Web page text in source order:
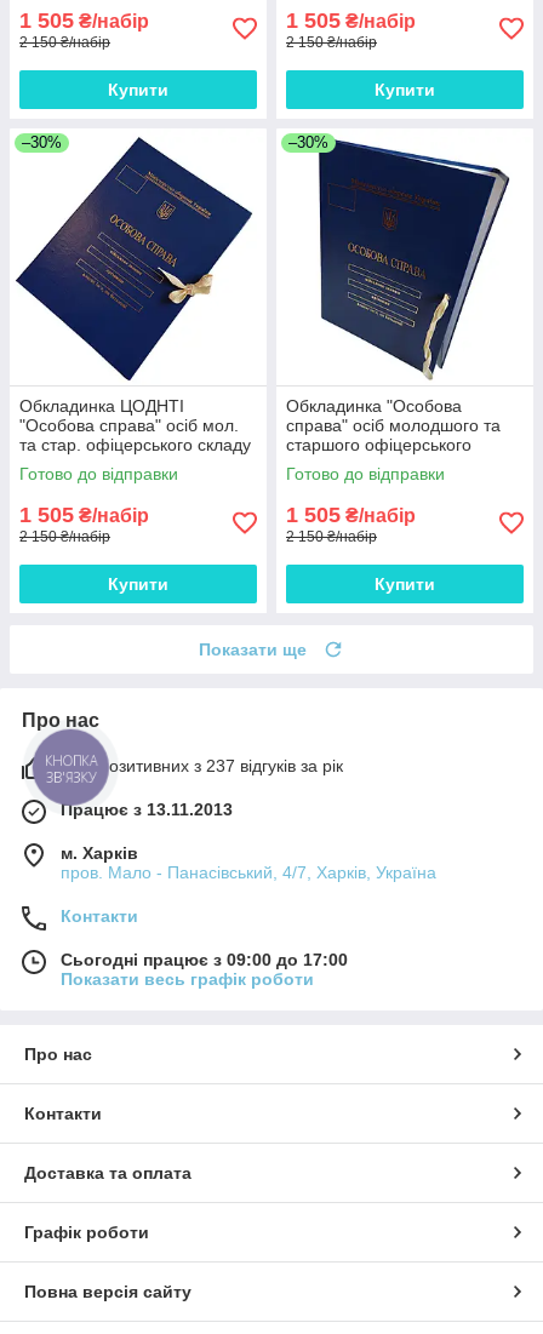
1 505 ₴/набір
2 150 ₴/набір
Купити
1 505 ₴/набір
2 150 ₴/набір
Купити
–30%
Обкладинка ЦОДНТІ
"Особова справа" осіб мол.
та стар. офіцерського складу
А4, без клап, бумвініл з
тисненням під золото
Готово до відправки
1 505 ₴/набір
2 150 ₴/набір
Купити
–30%
Обкладинка "Особова
справа" осіб молодшого та
старшого офіцерського
складу "під золото" ЦОДНТІ,
без клапанів, бумвініл
Готово до відправки
1 505 ₴/набір
2 150 ₴/набір
Купити
Показати ще
Про нас
98% позитивних з 237 відгуків за рік
Працює з 13.11.2013
м. Харків
пров. Мало - Панасівський, 4/7, Харків, Україна
Контакти
Сьогодні працює з 09:00 до 17:00
Показати весь графік роботи
Про нас
Контакти
Доставка та оплата
Графік роботи
Повна версія сайту
КНОПКА
ЗВ'ЯЗКУ